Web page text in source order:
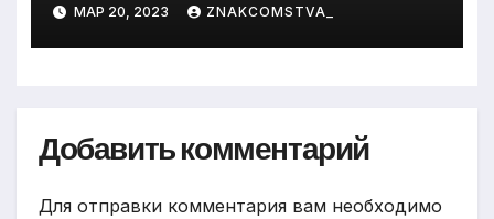
МАР 20, 2023 ZNAKCOMSTVA_
Добавить комментарий
Для отправки комментария вам необходимо